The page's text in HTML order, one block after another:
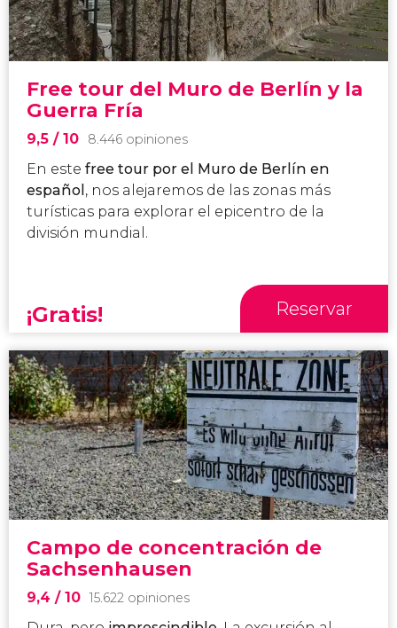
Free tour del Muro de Berlín y la
Guerra Fría
9,5 / 10 8.446 opiniones
En este free tour por el Muro de Berlín en
español , nos alejaremos de las zonas más
turísticas para explorar el epicentro de la
división mundial.
¡Gratis! Reservar
Campo de concentración de
Sachsenhausen
9,4 / 10 15.622 opiniones